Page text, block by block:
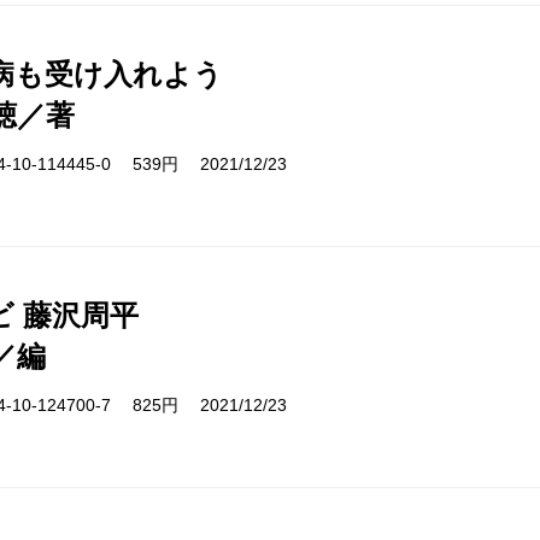
も受け入れよう
／著
10-114445-0 539円 2021/12/23
藤沢周平
編
10-124700-7 825円 2021/12/23